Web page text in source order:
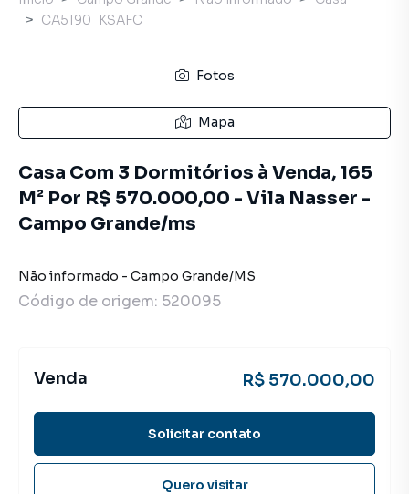
CA5190_KSAFC
Fotos
Mapa
Casa Com 3 Dormitórios à Venda, 165
M² Por R$ 570.000,00 - Vila Nasser -
Campo Grande/ms
Não informado - Campo Grande/MS
Código de origem: 520095
Venda R$ 570.000,00
Solicitar contato
Quero visitar